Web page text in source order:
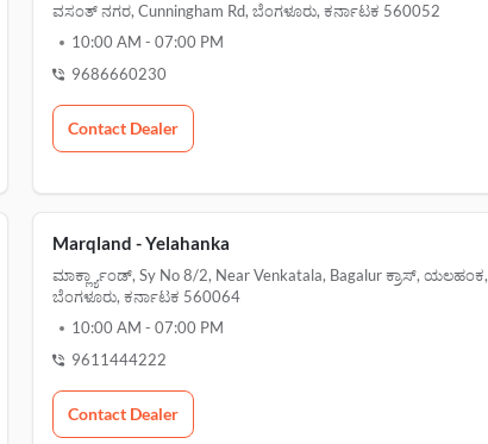
ವಸಂತ್ ನಗರ, Cunningham Rd, ಬೆಂಗಳೂರು, ಕರ್ನಾಟಕ 560052
10:00 AM - 07:00 PM
9686660230
Contact Dealer
Marqland - Yelahanka
ಮಾರ್ಕ್ಲ್ಯಾಂಡ್, Sy No 8/2, Near Venkatala, Bagalur ಕ್ರಾಸ್, ಯಲಹಂಕ,
ಬೆಂಗಳೂರು, ಕರ್ನಾಟಕ 560064
10:00 AM - 07:00 PM
9611444222
Contact Dealer